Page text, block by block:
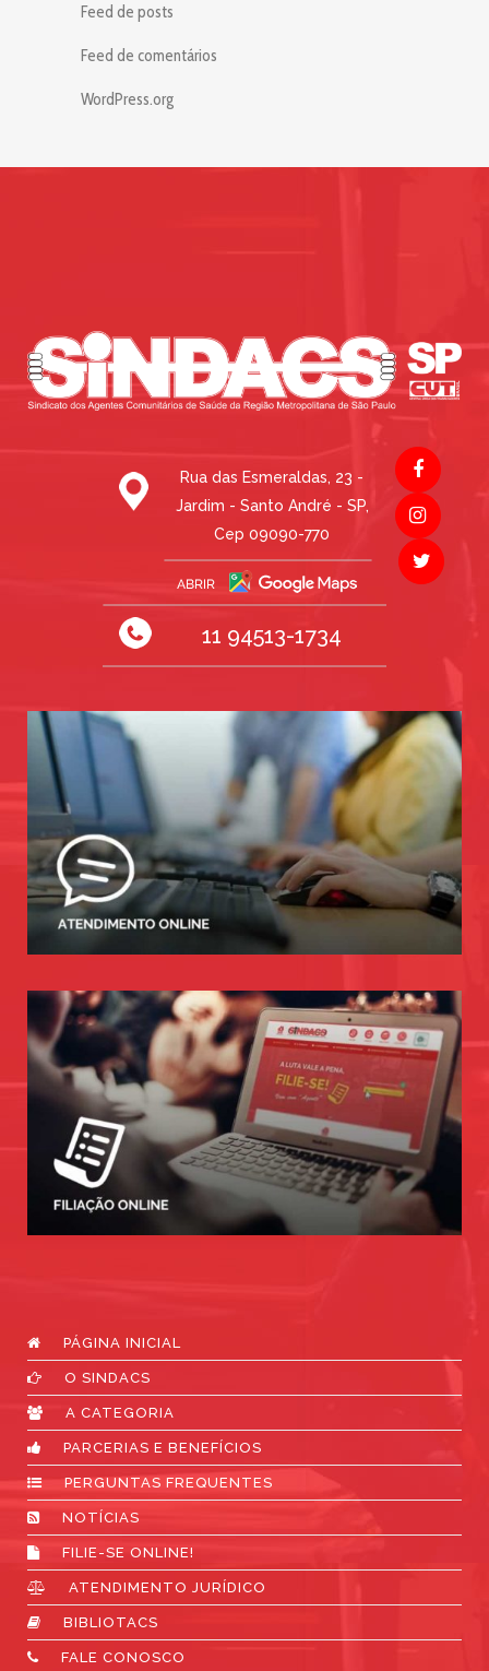
Feed de posts
Feed de comentários
WordPress.org
Rua das Esmeraldas, 23 -
Jardim - Santo André - SP,
Cep 09090-770
11 94513-1734
PÁGINA INICIAL
O SINDACS
A CATEGORIA
PARCERIAS E BENEFÍCIOS
PERGUNTAS FREQUENTES
NOTÍCIAS
FILIE-SE ONLINE!
ATENDIMENTO JURÍDICO
BIBLIOTACS
FALE CONOSCO